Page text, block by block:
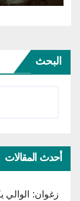
البحث
أحدث المقالات
زغوان: الوالي